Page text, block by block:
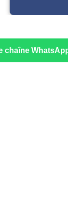
chaîne